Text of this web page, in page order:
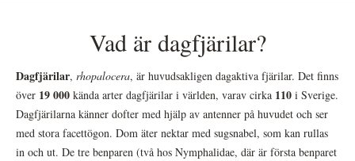
Vad är dagfjärilar?
Dagfjärilar, rhopalocera, är huvudsakligen dagaktiva fjärilar. Det finns
över 19 000 kända arter dagfjärilar i världen, varav cirka 110 i Sverige.
Dagfjärilarna känner dofter med hjälp av antenner på huvudet och ser
med stora facettögon. Dom äter nektar med sugsnabel, som kan rullas
in och ut. De tre benparen (två hos Nymphalidae, där är första benparet